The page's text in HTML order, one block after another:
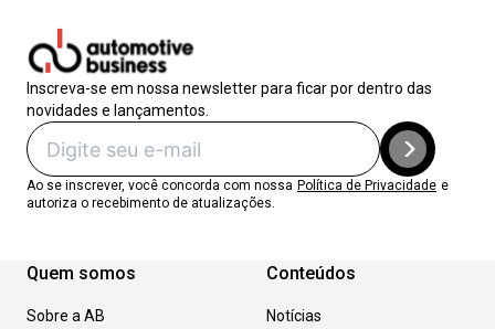
Inscreva-se em nossa newsletter para ficar por dentro das
novidades e lançamentos.
Ao se inscrever, você concorda com nossa Política de Privacidade e
autoriza o recebimento de atualizações.
Quem somos
Sobre a AB
Conteúdos
Notícias